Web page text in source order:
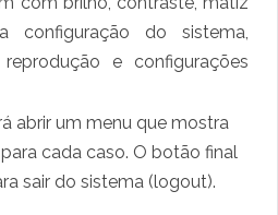
configuração do sistema,
e configurações
abrir um menu que mostra
cada caso. O botão final
sair do sistema (logout).